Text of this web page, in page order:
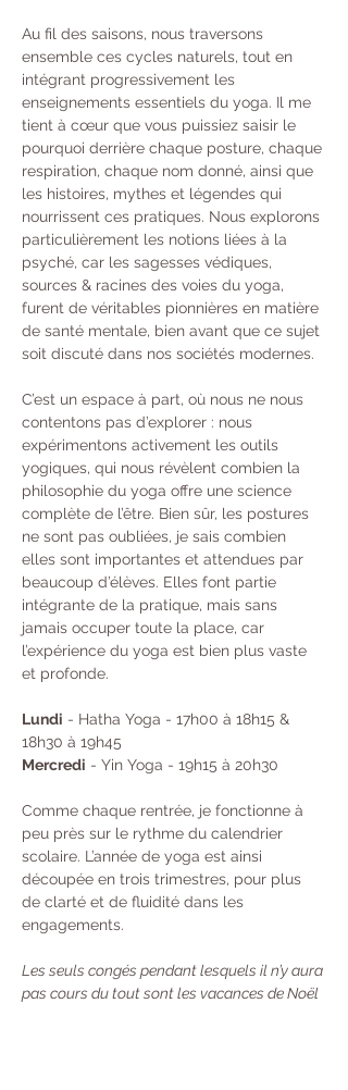
Au fil des saisons, nous traversons
ensemble ces cycles naturels, tout en
intégrant progressivement les
enseignements essentiels du yoga. Il me
tient à cœur que vous puissiez saisir le
pourquoi derrière chaque posture, chaque
respiration, chaque nom donné, ainsi que
les histoires, mythes et légendes qui
nourrissent ces pratiques. Nous explorons
particulièrement les notions liées à la
psyché, car les sagesses védiques,
sources & racines des voies du yoga,
furent de véritables pionnières en matière
de santé mentale, bien avant que ce sujet
soit discuté dans nos sociétés modernes.
C’est un espace à part, où nous ne nous
contentons pas d’explorer : nous
expérimentons activement les outils
yogiques, qui nous révèlent combien la
philosophie du yoga offre une science
complète de l’être. Bien sûr, les postures
ne sont pas oubliées, je sais combien
elles sont importantes et attendues par
beaucoup d’élèves. Elles font partie
intégrante de la pratique, mais sans
jamais occuper toute la place, car
l’expérience du yoga est bien plus vaste
et profonde.
Lundi - Hatha Yoga - 17h00 à 18h15 &
18h30 à 19h45
Mercredi - Yin Yoga - 19h15 à 20h30
Comme chaque rentrée, je fonctionne à
peu près sur le rythme du calendrier
scolaire. L’année de yoga est ainsi
découpée en trois trimestres, pour plus
de clarté et de fluidité dans les
engagements.
Les seuls congés pendant lesquels il n’y aura
pas cours du tout sont les vacances de Noël